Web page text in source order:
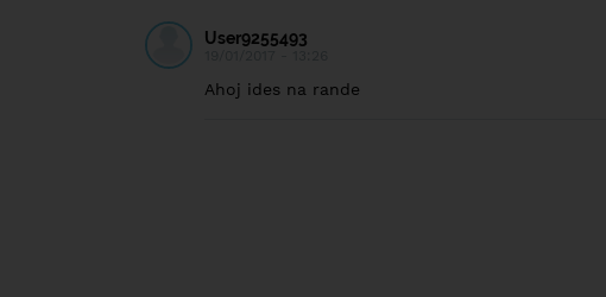
User9255493
Ahoj ides na rande